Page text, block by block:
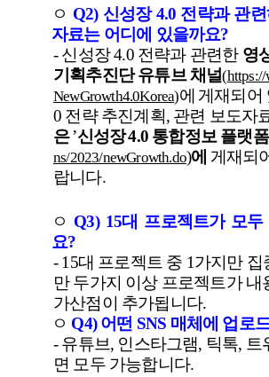
ㅇ Q2) 신성장4.0 전략과 관
자료는 어디에 있을까요?
-신성장4.0 전략과 관련한 영
기획추진단 유튜브 채널(
NewGrowth4.0Korea)에 게재되어
0 전략추진계획, 관련 보도자
은’신성장4.0 통합정보 플랫폼
ns/2023/newGrowth.do)에 게재되
랍니다.
ㅇ Q3) 15대 프로젝트가 모
요?
-15대 프로젝트 중 1가지만 집
만 두가지 이상 프로젝트가 내
가산점이 추가됩니다.
ㅇ Q4)어떤 SNS 매체에 업로
-유튜브, 인스타그램, 틱톡, 트
면 모두 가능합니다.